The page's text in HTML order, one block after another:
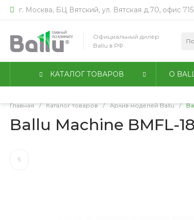
работы сайта. Оставаясь на сайте, вы
конфиденциальности.
Принимаю Подробнее
г. Москва, БЦ Вятский, ул. Вятская д.70, офис 715
Официальный дилер
Ballu в РФ
КАТАЛОГ ТОВАРОВ О
Главная / Каталог товаров / Архив моделей Ballu /
Ballu Machine BMFL-